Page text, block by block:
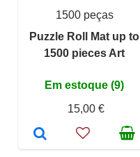
1500 peças
Puzzle Roll Mat up to
1500 pieces Art
Em estoque (9)
15,00 €